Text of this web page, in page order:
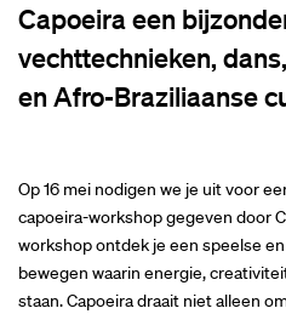
Capoeira een
vechttechnieken,
en Afro-Braziliaanse
Op 16 mei nodigen we je uit voor
capoeira-workshop gegeven door
workshop ontdek je een speelse
bewegen waarin energie,
staan. Capoeira draait niet alleen